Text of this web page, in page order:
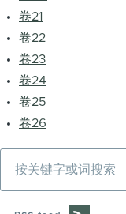
卷21
卷22
卷23
卷24
卷25
卷26